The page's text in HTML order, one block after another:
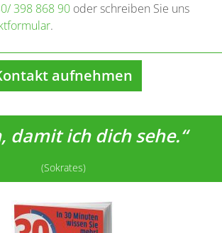
398 868 90 oder schreiben Sie uns
.
aufnehmen
damit ich dich sehe.“
(Sokrates)